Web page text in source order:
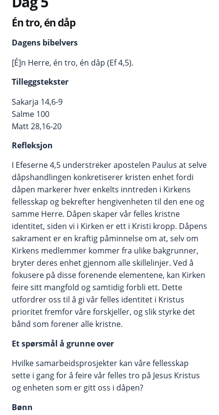
Én tro, én dåp
Dagens bibelvers
[É]n Herre, én tro, én dåp (Ef 4,5).
Tilleggstekster
Sakarja 14,6-9
Salme 100
Matt 28,16-20
Refleksjon
I Efeserne 4,5 understreker apostelen Paulus at selve
dåpshandlingen konkretiserer kristen enhet fordi
dåpen markerer hver enkelts inntreden i Kirkens
fellesskap og bekrefter hengivenheten til den ene og
samme Herre. Dåpen skaper vår felles kristne
identitet, siden vi i Kirken er ett i Kristi kropp. Dåpens
sakrament er en kraftig påminnelse om at, selv om
Kirkens medlemmer kommer fra ulike bakgrunner,
bryter deres enhet gjennom alle skillelinjer. Ved å
fokusere på disse forenende elementene, kan Kirken
feire sitt mangfold og samtidig forbli ett. Dette
utfordrer oss til å gi vår felles identitet i Kristus
prioritet fremfor våre forskjeller, og slik styrke det
bånd som forener alle kristne.
Et spørsmål å grunne over
Hvilke samarbeidsprosjekter kan våre fellesskap
sette i gang for å feire vår felles tro på Jesus Kristus
og enheten som er gitt oss i dåpen?
Bønn